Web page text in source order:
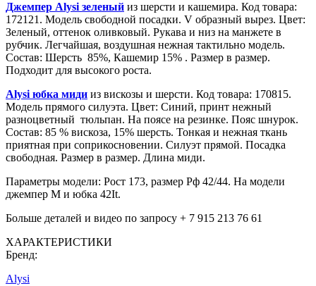
Джемпер Alysi зеленый из шерсти и кашемира. Код товара:
172121. Модель свободной посадки. V образный вырез. Цвет:
Зеленый, оттенок оливковый. Рукава и низ на манжете в
рубчик. Легчайшая, воздушная нежная тактильно модель.
Cостав: Шерсть 85%, Кашемир 15% . Размер в размер.
Подходит для высокого роста.
Alysi юбка миди из вискозы и шерсти. Код товара: 170815.
Модель прямого силуэта. Цвет: Синий, принт нежный
разноцветный тюльпан. На поясе на резинке. Пояс шнурок.
Состав: 85 % вискоза, 15% шерсть. Тонкая и нежная ткань
приятная при соприкосновении. Cилуэт прямой. Посадка
свободная. Размер в размер. Длина миди.
Параметры модели: Рост 173, размер Рф 42/44. На модели
джемпер M и юбка 42It.
Больше деталей и видео по запросу + 7 915 213 76 61
ХАРАКТЕРИСТИКИ
Бренд:
Alysi